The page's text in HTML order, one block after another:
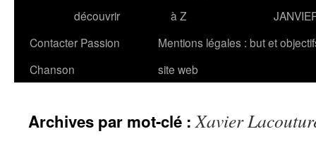
découvrir
à Z
Contacter Passion
Chanson
Mentions légales : but et
site web
Archives par mot-clé :Xavier